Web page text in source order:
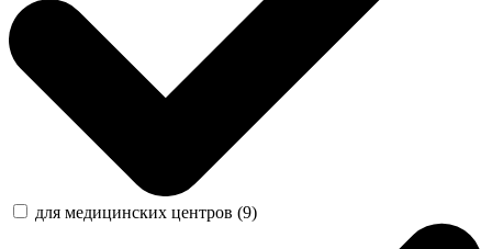
для медицинских центров (9)